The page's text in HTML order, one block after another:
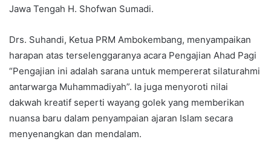
Jawa Tengah H. Shofwan Sumadi.
Drs. Suhandi, Ketua PRM Ambokembang, menyampaikan
harapan atas terselenggaranya acara Pengajian Ahad Pagi
“Pengajian ini adalah sarana untuk mempererat silaturahmi
antarwarga Muhammadiyah”. Ia juga menyoroti nilai
dakwah kreatif seperti wayang golek yang memberikan
nuansa baru dalam penyampaian ajaran Islam secara
menyenangkan dan mendalam.